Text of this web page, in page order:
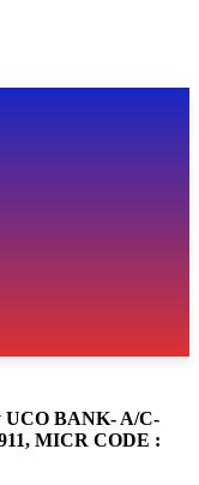
UCO BANK- A/C-
MICR CODE :